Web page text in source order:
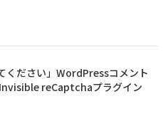
ください」WordPressコメント
reCaptchaプラグイン